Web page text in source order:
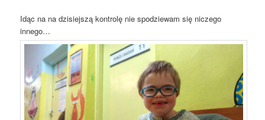
Idąc na na dzisiejszą kontrolę nie spodziewam się niczego
innego…